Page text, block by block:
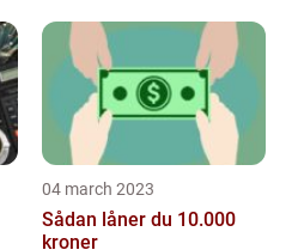
04 march 2023
Sådan låner du 10.000
kroner